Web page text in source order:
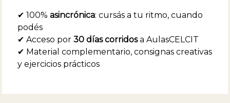
✔ 100% asincrónica: cursás a tu ritmo, cuando
podés
✔ Acceso por 30 días corridosa AulasCELCIT
✔ Material complementario, consignas creativas
y ejercicios prácticos